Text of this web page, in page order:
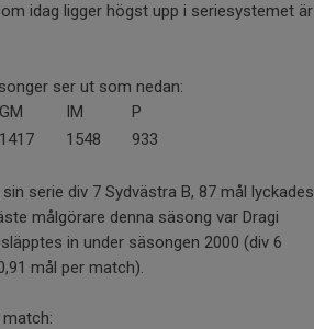
idag ligger högst upp i seriesystemet är
ser ut som nedan:
GM IM
P
1417 1548 933
serie div 7 Sydvästra B, 87 mål lyckades
målgörare denna säsong var Dragi
in under säsongen 2000 (div 6
mål per match).